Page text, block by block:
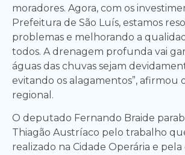
moradores. Agora, com os
Prefeitura de São Luís, estamos
problemas e melhorando a
todos. A drenagem profunda vai
águas das chuvas sejam
evitando os alagamentos”, afirmou
regional.
O deputado Fernando Braide
Thiagão Austríaco pelo trabalho
realizado na Cidade Operária e